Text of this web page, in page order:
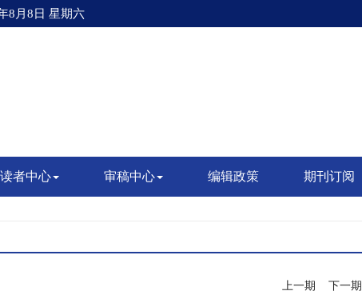
8月8日 星期六
读者中心 审稿中心 编辑政策 期刊订阅
上一期 下一期